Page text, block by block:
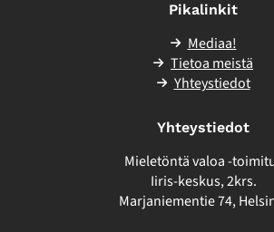
Pikalinkit
Mediaa!
Tietoa meistä
Yhteystiedot
Yhteystiedot
Mieletöntä valoa -
Iiris-keskus, 2krs.
Marjaniementie 74,